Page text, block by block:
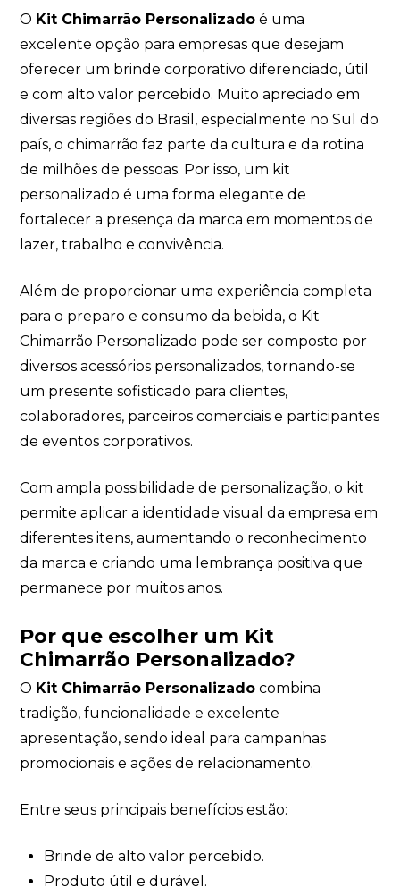
O Kit Chimarrão Personalizado é uma
excelente opção para empresas que desejam
oferecer um brinde corporativo diferenciado, útil
e com alto valor percebido. Muito apreciado em
diversas regiões do Brasil, especialmente no Sul do
país, o chimarrão faz parte da cultura e da rotina
de milhões de pessoas. Por isso, um kit
personalizado é uma forma elegante de
fortalecer a presença da marca em momentos de
lazer, trabalho e convivência.
Além de proporcionar uma experiência completa
para o preparo e consumo da bebida, o Kit
Chimarrão Personalizado pode ser composto por
diversos acessórios personalizados, tornando-se
um presente sofisticado para clientes,
colaboradores, parceiros comerciais e participantes
de eventos corporativos.
Com ampla possibilidade de personalização, o kit
permite aplicar a identidade visual da empresa em
diferentes itens, aumentando o reconhecimento
da marca e criando uma lembrança positiva que
permanece por muitos anos.
Por que escolher um Kit
Chimarrão Personalizado?
O Kit Chimarrão Personalizado combina
tradição, funcionalidade e excelente
apresentação, sendo ideal para campanhas
promocionais e ações de relacionamento.
Entre seus principais benefícios estão:
Brinde de alto valor percebido.
Produto útil e durável.